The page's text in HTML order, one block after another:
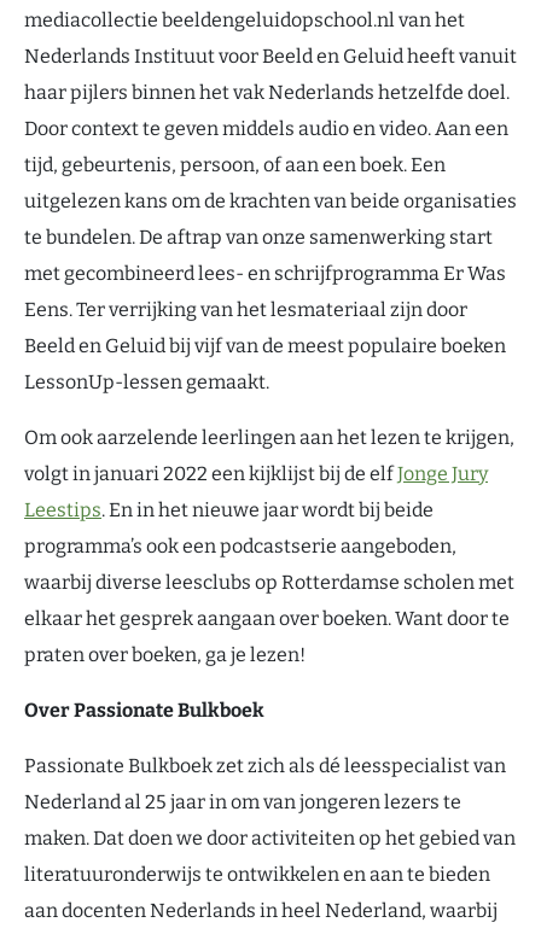
mediacollectie beeldengeluidopschool.nl van het
Nederlands Instituut voor Beeld en Geluid heeft vanuit
haar pijlers binnen het vak Nederlands hetzelfde doel.
Door context te geven middels audio en video. Aan een
tijd, gebeurtenis, persoon, of aan een boek. Een
uitgelezen kans om de krachten van beide organisaties
te bundelen. De aftrap van onze samenwerking start
met gecombineerd lees- en schrijfprogramma Er Was
Eens. Ter verrijking van het lesmateriaal zijn door
Beeld en Geluid bij vijf van de meest populaire boeken
LessonUp-lessen gemaakt.
Om ook aarzelende leerlingen aan het lezen te krijgen,
volgt in januari 2022 een kijklijst bij de elfJonge Jury
Leestips. En in het nieuwe jaar wordt bij beide
programma’s ook een podcastserie aangeboden,
waarbij diverse leesclubs op Rotterdamse scholen met
elkaar het gesprek aangaan over boeken. Want door te
praten over boeken, ga je lezen!
Over Passionate Bulkboek
Passionate Bulkboek zet zich als dé leesspecialist van
Nederland al 25 jaar in om van jongeren lezers te
maken. Dat doen we door activiteiten op het gebied van
literatuuronderwijs te ontwikkelen en aan te bieden
aan docenten Nederlands in heel Nederland, waarbij